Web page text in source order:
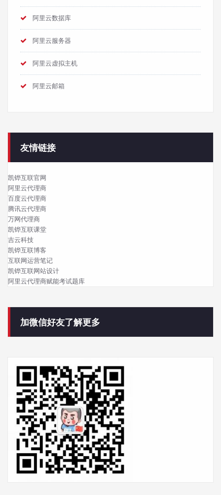
阿里云数据库
阿里云服务器
阿里云虚拟主机
阿里云邮箱
友情链接
凯铧互联官网
阿里云代理商
百度云代理商
腾讯云代理商
万网代理商
凯铧互联课堂
吉云科技
凯铧互联博客
互联网运营笔记
凯铧互联网站设计
阿里云代理商赋能考试题库
加微信好友了解更多